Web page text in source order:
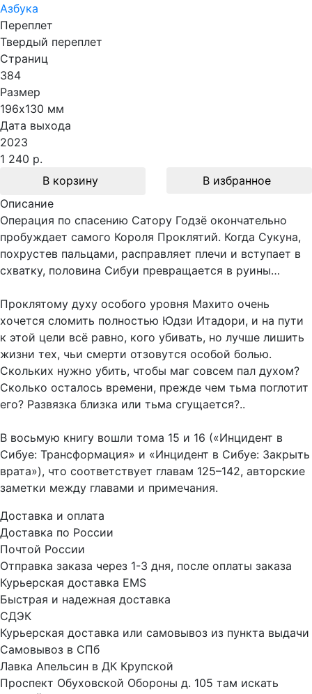
Азбука
Переплет
Твердый переплет
Страниц
384
Размер
196х130 мм
Дата выхода
2023
1 240 р.
В корзину
В избранное
Описание
Операция по спасению Сатору Годзё окончательно
пробуждает самого Короля Проклятий. Когда Сукуна,
похрустев пальцами, расправляет плечи и вступает в
схватку, половина Сибуи превращается в руины…
Проклятому духу особого уровня Махито очень
хочется сломить полностью Юдзи Итадори, и на пути
к этой цели всё равно, кого убивать, но лучше лишить
жизни тех, чьи смерти отзовутся особой болью.
Скольких нужно убить, чтобы маг совсем пал духом?
Сколько осталось времени, прежде чем тьма поглотит
его? Развязка близка или тьма сгущается?..
В восьмую книгу вошли тома 15 и 16 («Инцидент в
Сибуе: Трансформация» и «Инцидент в Сибуе: Закрыть
врата»), что соответствует главам 125–142, авторские
заметки между главами и примечания.
Доставка и оплата
Доставка по России
Почтой России
Отправка заказа через 1-3 дня, после оплаты заказа
Курьерская доставка EMS
Быстрая и надежная доставка
СДЭК
Курьерская доставка или самовывоз из пункта выдачи
Самовывоз в СПб
Лавка Апельсин в ДК Крупской
Проспект Обуховской Обороны д. 105 там искать